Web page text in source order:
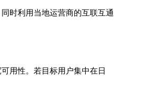
时利用当地运营商的互联互通
用性。若目标用户集中在日